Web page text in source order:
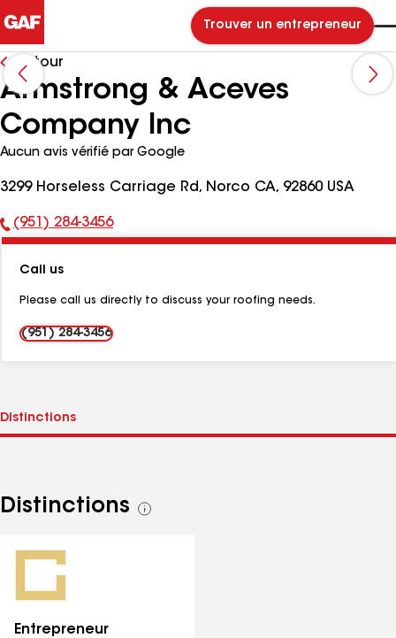
Trouver un entrepreneur
Retour
Armstrong & Aceves
Company Inc
Aucun avis vérifié par Google
3299 Horseless Carriage Rd, Norco CA, 92860 USA
Numéro
téléphone :
(951) 284-3456
Call us
Please call us directly to discuss your roofing needs.
(951) 284-3456
Distinctions
Voir
Entrepreneur